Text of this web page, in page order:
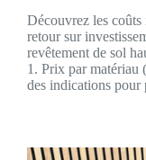
Découvrez les
retour sur
revêtement de sol
1. Prix par matériau
des indications